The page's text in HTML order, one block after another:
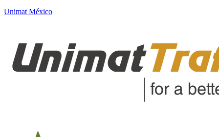
Unimat México